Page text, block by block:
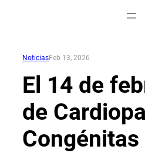
NoticiasFeb 13, 2026
El 14 de
de
Congénitas